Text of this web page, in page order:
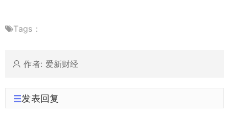
Tags：
作者: 爱新财经
发表回复